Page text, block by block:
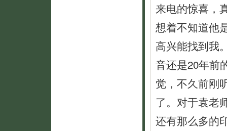
来电的惊喜，
想着不知道他
高兴能找到我
音还是20年前
觉，不久前刚
了。对于袁老
还有那么多的